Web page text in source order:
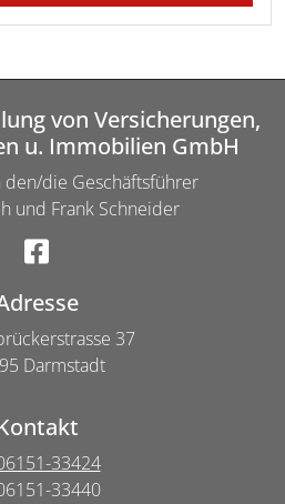
von Versicherungen,
u. Immobilien GmbH
die Geschäftsführer
und Frank Schneider
37
Darmstadt
33424
33440